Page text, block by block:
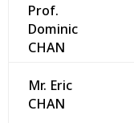
Prof.
Dominic
CHAN
Mr. Eric
CHAN